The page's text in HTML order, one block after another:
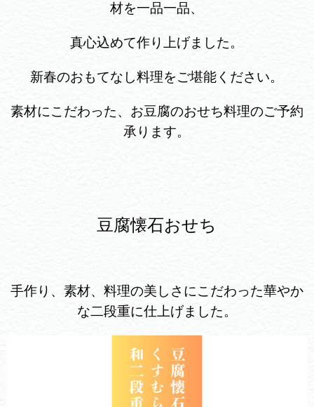
材を一品一品、
真心込めて作り上げました。
新春のおもてなし料理をご堪能ください。
素材にこだわった、お豆腐のおせち料理のご予約
承ります。
豆腐懐石おせち
手作り、素材、料理の美しさにこだわった華やか
な二段重に仕上げました。